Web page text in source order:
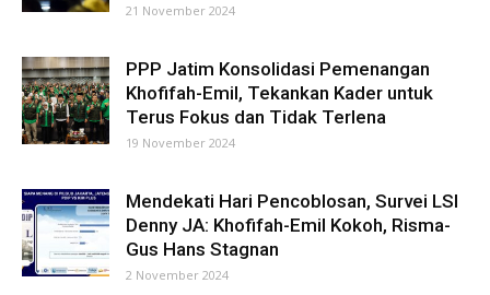
21 November 2024
PPP Jatim Konsolidasi Pemenangan
Khofifah-Emil, Tekankan Kader untuk
Terus Fokus dan Tidak Terlena
19 November 2024
Mendekati Hari Pencoblosan, Survei LSI
Denny JA: Khofifah-Emil Kokoh, Risma-
Gus Hans Stagnan
2 November 2024